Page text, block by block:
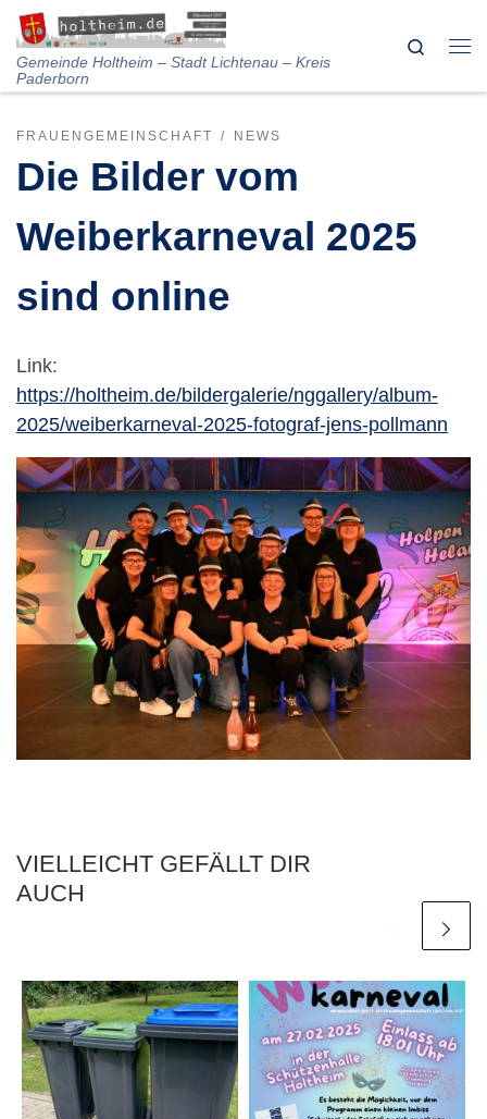
Skip to content
Gemeinde Holtheim – Stadt Lichtenau – Kreis
Paderborn
Search
FRAUENGEMEINSCHAFT NEWS
Die Bilder vom
Weiberkarneval 2025
sind online
Link:
https://holtheim.de/bildergalerie/nggallery/album-
2025/weiberkarneval-2025-fotograf-jens-pollmann
VIELLEICHT GEFÄLLT DIR
AUCH